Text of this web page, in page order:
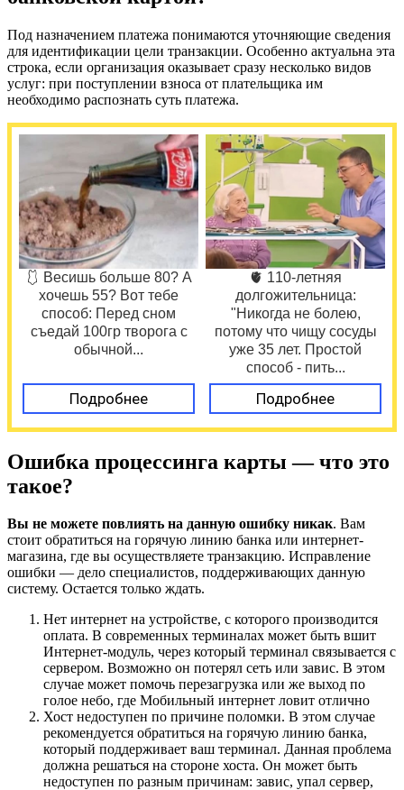
Под назначением платежа понимаются уточняющие сведения
для идентификации цели транзакции. Особенно актуальна эта
строка, если организация оказывает сразу несколько видов
услуг: при поступлении взноса от плательщика им
необходимо распознать суть платежа.
🩱 Весишь больше 80? А
хочешь 55? Вот тебе
способ: Перед сном
съедай 100гр творога с
обычной...
Подробнее
🫀 110-летняя
долгожительница:
"Никогда не болею,
потому что чищу сосуды
уже 35 лет. Простой
способ - пить...
Подробнее
Ошибка процессинга карты — что это
такое?
Вы не можете повлиять на данную ошибку никак. Вам
стоит обратиться на горячую линию банка или интернет-
магазина, где вы осуществляете транзакцию. Исправление
ошибки — дело специалистов, поддерживающих данную
систему. Остается только ждать.
Нет интернет на устройстве, с которого производится
оплата. В современных терминалах может быть вшит
Интернет-модуль, через который терминал связывается с
сервером. Возможно он потерял сеть или завис. В этом
случае может помочь перезагрузка или же выход по
голое небо, где Мобильный интернет ловит отлично
Хост недоступен по причине поломки. В этом случае
рекомендуется обратиться на горячую линию банка,
который поддерживает ваш терминал. Данная проблема
должна решаться на стороне хоста. Он может быть
недоступен по разным причинам: завис, упал сервер,